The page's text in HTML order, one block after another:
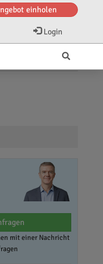
einholen
Login
mit einer Nachricht